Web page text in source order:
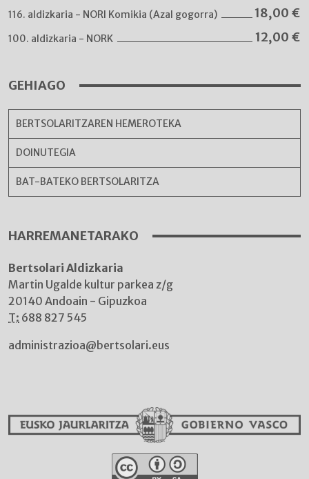
116. aldizkaria - NORI Komikia (Azal gogorra) 18,00 €
100. aldizkaria - NORK 12,00 €
GEHIAGO
BERTSOLARITZAREN HEMEROTEKA
DOINUTEGIA
BAT-BATEKO BERTSOLARITZA
HARREMANETARAKO
Bertsolari Aldizkaria
Martin Ugalde kultur parkea z/g
20140 Andoain - Gipuzkoa
T: 688 827 545
administrazioa@bertsolari.eus